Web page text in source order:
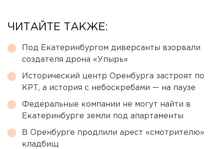
ЧИТАЙТЕ ТАКЖЕ:
Под Екатеринбургом диверсанты взорвали
создателя дрона «Упырь»
Исторический центр Оренбурга застроят по
КРТ, а история с небоскребами — на паузе
Федеральные компании не могут найти в
Екатеринбурге земли под апартаменты
В Оренбурге продлили арест «смотрителю»
кладбищ